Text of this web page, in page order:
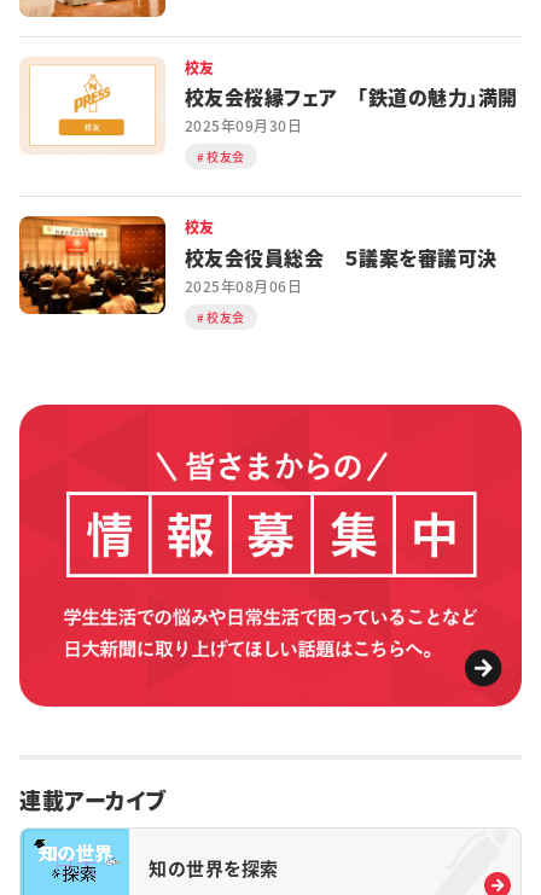
校友
校友会桜縁フェア 「鉄道の魅力」満開
2025年09月30日
校友会
校友
校友会役員総会 ５議案を審議可決
2025年08月06日
校友会
連載アーカイブ
知の世界を探索